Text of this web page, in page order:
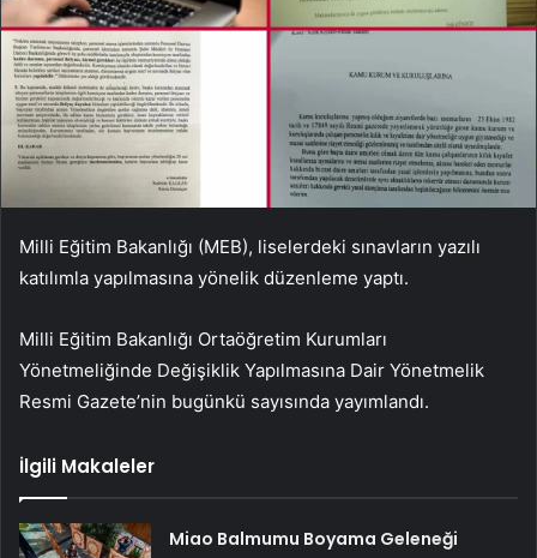
Milli Eğitim Bakanlığı (MEB), liselerdeki sınavların yazılı
katılımla yapılmasına yönelik düzenleme yaptı.
Milli Eğitim Bakanlığı Ortaöğretim Kurumları
Yönetmeliğinde Değişiklik Yapılmasına Dair Yönetmelik
Resmi Gazete’nin bugünkü sayısında yayımlandı.
İlgili Makaleler
Miao Balmumu Boyama Geleneği